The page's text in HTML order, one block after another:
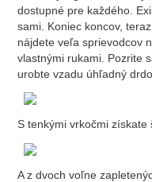
dostupné pre každého.
sami. Koniec koncov,
nájdete veľa sprievodcov
vlastnými rukami. Pozrite
urobte vzadu úhľadný
S tenkými vrkočmi získate
A z dvoch voľne